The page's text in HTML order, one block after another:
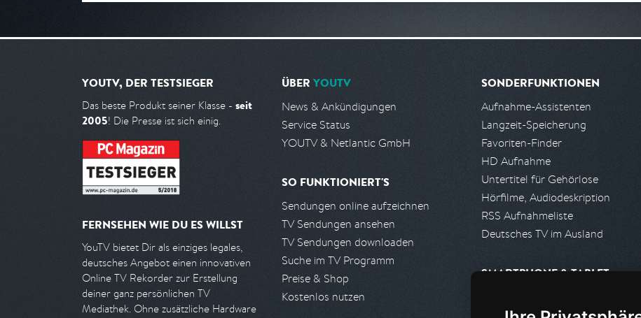
YOUTV, DER TESTSIEGER
Das beste Produkt seiner Klasse - seit
2005! Die Presse ist sich einig.
FERNSEHEN WIE DU ES WILLST
YouTV bietet Dir als einziges legales,
deutsches Angebot einen innovativen
Online TV Rekorder zur Erstellung
deiner ganz persönlichen TV
Mediathek. Ohne zusätzliche Hardware
ÜBER YOUTV
News & Ankündigungen
Service Status
YOUTV & Netlantic GmbH
SO FUNKTIONIERT'S
Sendungen online aufzeichnen
TV Sendungen ansehen
TV Sendungen downloaden
Suche im TV Programm
Preise & Shop
Kostenlos nutzen
SONDERFUNKTIONEN
Aufnahme-Assistenten
Langzeit-Speicherung
Favoriten-Finder
HD Aufnahme
Untertitel für Gehörlose
Hörfilme, Audiodeskription
RSS Aufnahmeliste
Deutsches TV im Ausland
SMARTPHONE & TABLET
Android App